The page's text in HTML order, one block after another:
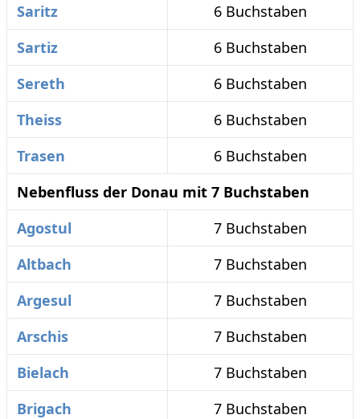
Saritz
6 Buchstaben
Sartiz
6 Buchstaben
Sereth
6 Buchstaben
Theiss
6 Buchstaben
Trasen
6 Buchstaben
Nebenfluss der Donau mit 7 Buchstaben
Agostul
7 Buchstaben
Altbach
7 Buchstaben
Argesul
7 Buchstaben
Arschis
7 Buchstaben
Bielach
7 Buchstaben
Brigach
7 Buchstaben